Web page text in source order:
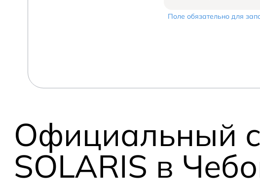
Поле обязательно для
Официальный
SOLARIS в